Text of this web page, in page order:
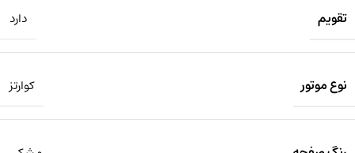
تقویم دارد
نوع موتور کوارتز